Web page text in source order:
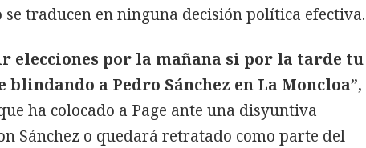
se traducen en ninguna decisión política efectiva.
elecciones por la mañana si por la tarde tu
blindando a Pedro Sánchez en La Moncloa”,
ha colocado a Page ante una disyuntiva
Sánchez o quedará retratado como parte del